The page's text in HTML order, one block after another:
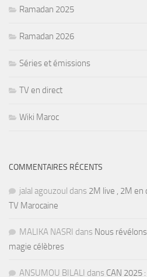
Ramadan 2025
Ramadan 2026
Séries et émissions
TV en direct
Wiki Maroc
COMMENTAIRES RÉCENTS
jalal agouzoul dans 2M live , 2M en
TV Marocaine
MALIKA NASRI dans Nous
magie célèbres
ANSUMOU BILALI dans CAN 2025